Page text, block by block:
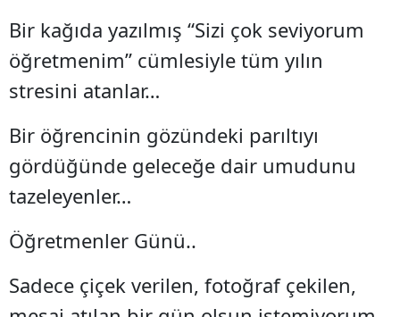
Bir kağıda yazılmış “Sizi çok seviyorum
öğretmenim” cümlesiyle tüm yılın
stresini atanlar…
Bir öğrencinin gözündeki parıltıyı
gördüğünde geleceğe dair umudunu
tazeleyenler…
Öğretmenler Günü..
Sadece çiçek verilen, fotoğraf çekilen,